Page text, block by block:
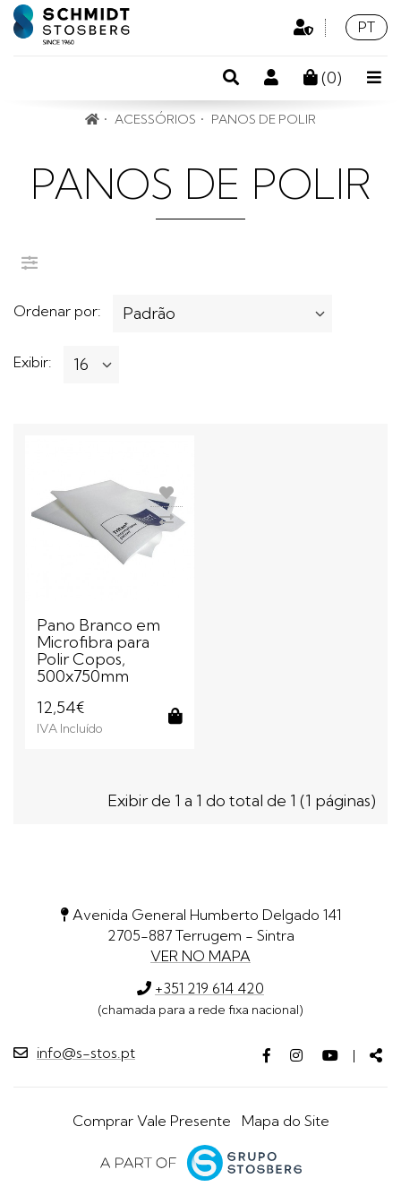
Área
Profissional
PT
PesquisaConta
cliente
(0)
ACESSÓRIOS PANOS DE POLIR
PANOS DE POLIR
Ordenar por:
Exibir:
Pano Branco em
Microfibra para
Polir Copos,
500x750mm
12,54€
IVA Incluído
Exibir de 1 a 1 do total de 1 (1 páginas)
Avenida General Humberto Delgado 141
2705-887 Terrugem - Sintra
VER NO MAPA
+351 219 614 420
(chamada para a rede fixa nacional)
info@s-stos.pt
Facebook
InstagramYoutube
|
Comprar Vale Presente Mapa do Site